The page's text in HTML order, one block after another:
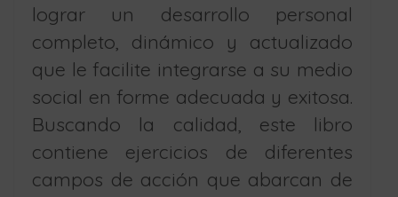
lograr un desarrollo personal
completo, dinámico y actualizado
que le facilite integrarse a su medio
social en forme adecuada y exitosa.
Buscando la calidad, este libro
contiene ejercicios de diferentes
campos de acción que abarcan de